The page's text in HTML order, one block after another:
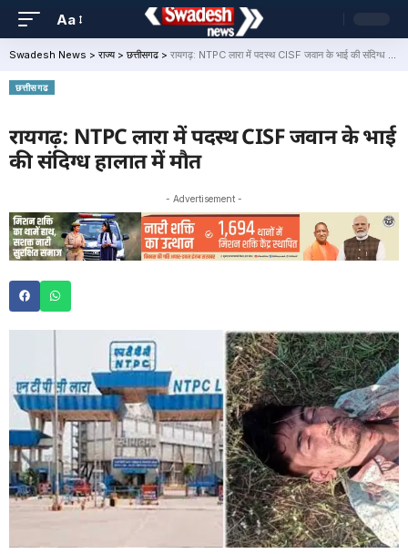
Aa
Swadesh News > राज्य> छत्तीसगढ > रायगढ़: NTPC लारा में पदस्थ CISF जवान के भाई की संदिग्ध हालात में मौत
छत्तीसगढ
रायगढ़: NTPC लारा में पदस्थ CISF जवान के भाई
की संदिग्ध हालात में मौत
- Advertisement -